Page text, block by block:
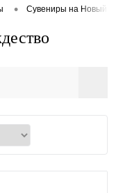
• Сувениры на Новый